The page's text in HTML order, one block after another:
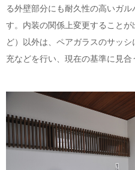
る外壁部分にも耐久性の高いガ
す。内装の関係上変更すること
ど）以外は、ペアガラスのサッ
充などを行い、現在の基準に見合